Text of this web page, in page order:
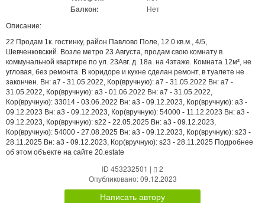
Балкон:
Нет
Описание:
22 Продам 1к. гостинку, район Павлово Поле, 12.0 кв.м., 4/5,
Шевченковский. Возле метро 23 Августа, продам свою комнату в
коммунальной квартире по ул. 23Авг. д. 18а. на 4этаже. Комната 12м², не
угловая, без ремонта. В коридоре и кухне сделан ремонт, в туалете не
закончен. Вн: a7 - 31.05.2022, Кор(вручную): a7 - 31.05.2022 Вн: a7 -
31.05.2022, Кор(вручную): a3 - 01.06.2022 Вн: a7 - 31.05.2022,
Кор(вручную): 33014 - 03.06.2022 Вн: a3 - 09.12.2023, Кор(вручную): a3 -
09.12.2023 Вн: a3 - 09.12.2023, Кор(вручную): 54000 - 11.12.2023 Вн: a3 -
09.12.2023, Кор(вручную): s22 - 22.05.2025 Вн: a3 - 09.12.2023,
Кор(вручную): 54000 - 27.08.2025 Вн: a3 - 09.12.2023, Кор(вручную): s23 -
28.11.2025 Вн: a3 - 09.12.2023, Кор(вручную): s23 - 28.11.2025 Подробнее
об этом объекте на сайте 20.estate
ID 453232501 |
2
Опубликовано: 09.12.2023
Написать автору